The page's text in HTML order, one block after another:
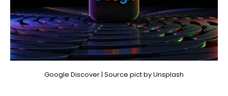
Google Discover | Source pict by Unsplash